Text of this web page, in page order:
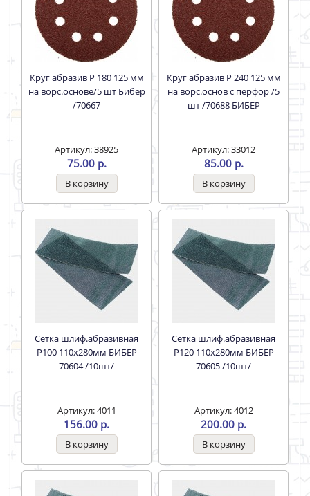
Круг абразив Р 180 125 мм
на ворс.основе/5 шт Бибер
/70667
Артикул: 38925
75.00 р.
Круг абразив Р 240 125 мм
на ворс.основ с перфор /5
шт /70688 БИБЕР
Артикул: 33012
85.00 р.
Сетка шлиф.абразивная
Р100 110х280мм БИБЕР
70604 /10шт/
Артикул: 4011
156.00 р.
Сетка шлиф.абразивная
Р120 110х280мм БИБЕР
70605 /10шт/
Артикул: 4012
200.00 р.